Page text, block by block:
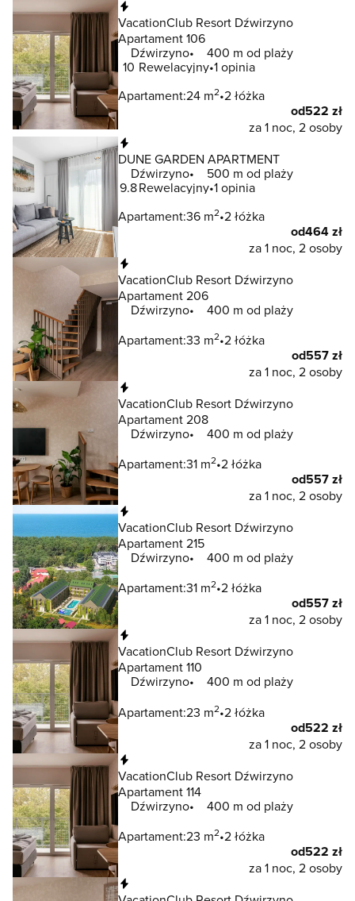
VacationClub Resort Dźwirzyno
Apartament 106
Dźwirzyno
400 m od plaży
10 Rewelacyjny 1 opinia
Apartament:24 m2 2 łóżka
od522 zł
za 1 noc, 2 osoby
DUNE GARDEN APARTMENT
Dźwirzyno
500 m od plaży
9.8Rewelacyjny 1 opinia
Apartament:36 m2 2 łóżka
od464 zł
za 1 noc, 2 osoby
VacationClub Resort Dźwirzyno
Apartament 206
Dźwirzyno
400 m od plaży
Apartament:33 m2 2 łóżka
od557 zł
za 1 noc, 2 osoby
VacationClub Resort Dźwirzyno
Apartament 208
Dźwirzyno
400 m od plaży
Apartament:31 m2 2 łóżka
od557 zł
za 1 noc, 2 osoby
VacationClub Resort Dźwirzyno
Apartament 215
Dźwirzyno
400 m od plaży
Apartament:31 m2 2 łóżka
od557 zł
za 1 noc, 2 osoby
VacationClub Resort Dźwirzyno
Apartament 110
Dźwirzyno
400 m od plaży
Apartament:23 m2 2 łóżka
od522 zł
za 1 noc, 2 osoby
VacationClub Resort Dźwirzyno
Apartament 114
Dźwirzyno
400 m od plaży
Apartament:23 m2 2 łóżka
od522 zł
za 1 noc, 2 osoby